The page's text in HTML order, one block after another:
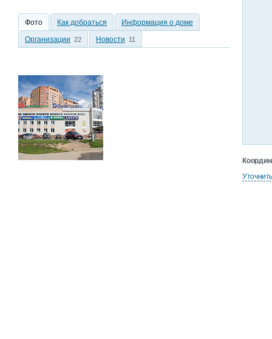
Фото Как добраться
Информация о доме
Организации 22 Новости 11